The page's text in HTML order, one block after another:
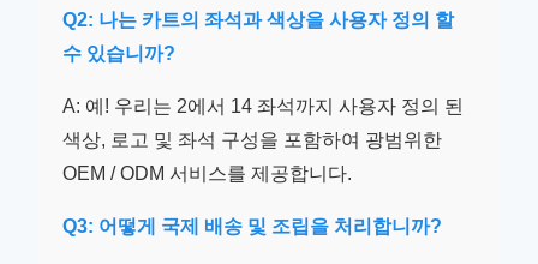
Q2: 나는 카트의 좌석과 색상을 사용자 정의 할
수 있습니까?
A: 예! 우리는 2에서 14 좌석까지 사용자 정의 된
색상, 로고 및 좌석 구성을 포함하여 광범위한
OEM / ODM 서비스를 제공합니다.
Q3: 어떻게 국제 배송 및 조립을 처리합니까?